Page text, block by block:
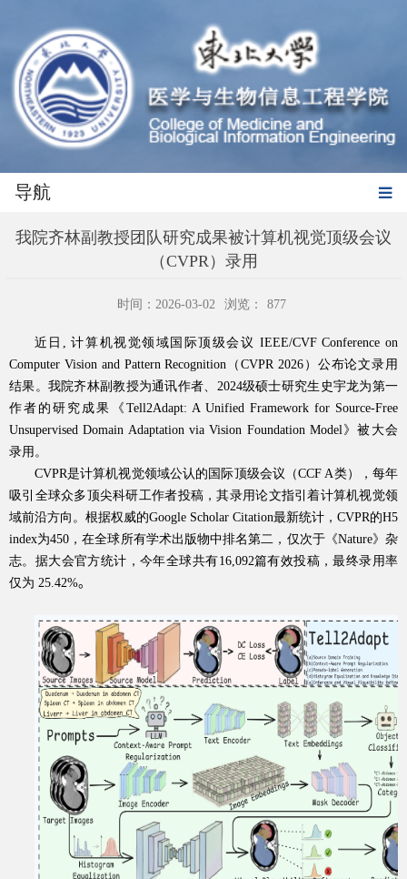
导航
我院齐林副教授团队研究成果被计算机视觉顶级会议
（CVPR）录用
时间：2026-03-02 浏览： 877
近日 ,计算机视觉领域国际顶级会议 IEEE/CVF Conference on
Computer Vision and Pattern Recognition （CVPR 2026 ）公布论文录用
结果。我院齐林副教授为通讯作者、 2024级硕士研究生史宇龙为第一
作者的研究成果《 Tell2Adapt: A Unified Framework for Source-Free
Unsupervised Domain Adaptation via Vision Foundation Model》被大会
录用。
CVPR是计算机视觉领域公认的国际顶级会议（CCF A类），每年
吸引全球众多顶尖科研工作者投稿，其录用论文指引着计算机视觉领
域前沿方向。根据权威的Google Scholar Citation最新统计， CVPR的H5
index为450 ，在全球所有学术出版物中排名第二，仅次于《Nature》杂
志。据大会官方统计，今年全球共有16,092篇有效投稿，最终录用率
仅为 25.42%。